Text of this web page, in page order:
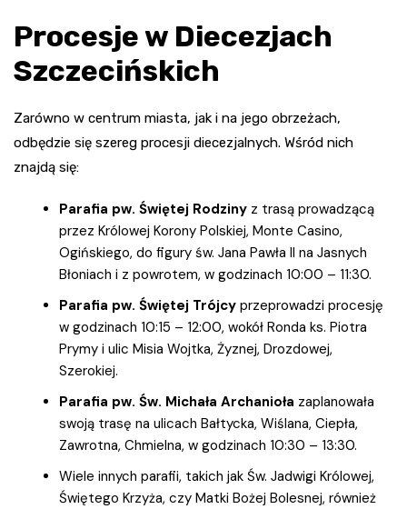
Procesje w Diecezjach
Szczecińskich
Zarówno w centrum miasta, jak i na jego obrzeżach,
odbędzie się szereg procesji diecezjalnych. Wśród nich
znajdą się:
Parafia pw. Świętej Rodziny z trasą prowadzącą
przez Królowej Korony Polskiej, Monte Casino,
Ogińskiego, do figury św. Jana Pawła II na Jasnych
Błoniach i z powrotem, w godzinach 10:00 – 11:30.
Parafia pw. Świętej Trójcy przeprowadzi procesję
w godzinach 10:15 – 12:00, wokół Ronda ks. Piotra
Prymy i ulic Misia Wojtka, Żyznej, Drozdowej,
Szerokiej.
Parafia pw. Św. Michała Archanioła zaplanowała
swoją trasę na ulicach Bałtycka, Wiślana, Ciepła,
Zawrotna, Chmielna, w godzinach 10:30 – 13:30.
Wiele innych parafii, takich jak Św. Jadwigi Królowej,
Świętego Krzyża, czy Matki Bożej Bolesnej, również